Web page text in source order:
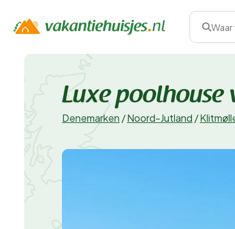
Luxe poolhouse
Denemarken /Noord-Jutland /